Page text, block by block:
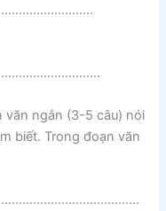
văn ngắn (3-5 câu) nói
biết. Trong đoạn văn